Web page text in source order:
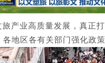
产业高质量发展，真正
地区各有关部门强化政